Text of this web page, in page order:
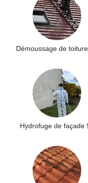
Démoussage de
Hydrofuge de façade